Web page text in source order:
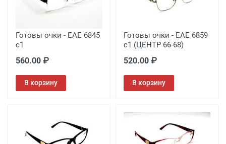
Готовы очки - EAE 6845
с1
560.00 ₽
В корзину
Готовы очки - EAE 6859
с1 (ЦЕНТР 66-68)
520.00 ₽
В корзину